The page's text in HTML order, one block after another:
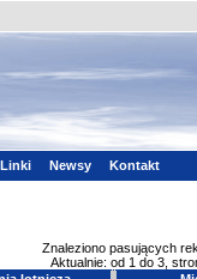
Linki Newsy Kontakt
Znaleziono pasujących
Aktualnie: od 1 do 3,